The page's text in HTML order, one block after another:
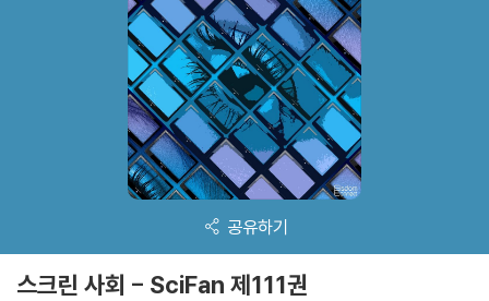
공유하기
스크린 사회 - SciFan 제111권